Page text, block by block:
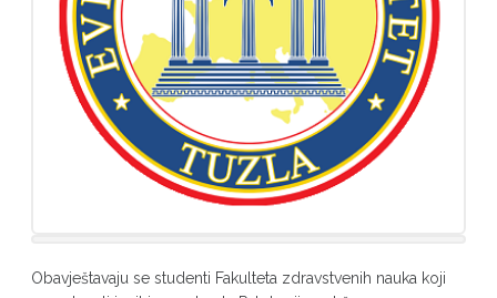
Obavještavaju se studenti Fakulteta zdravstvenih nauka koji